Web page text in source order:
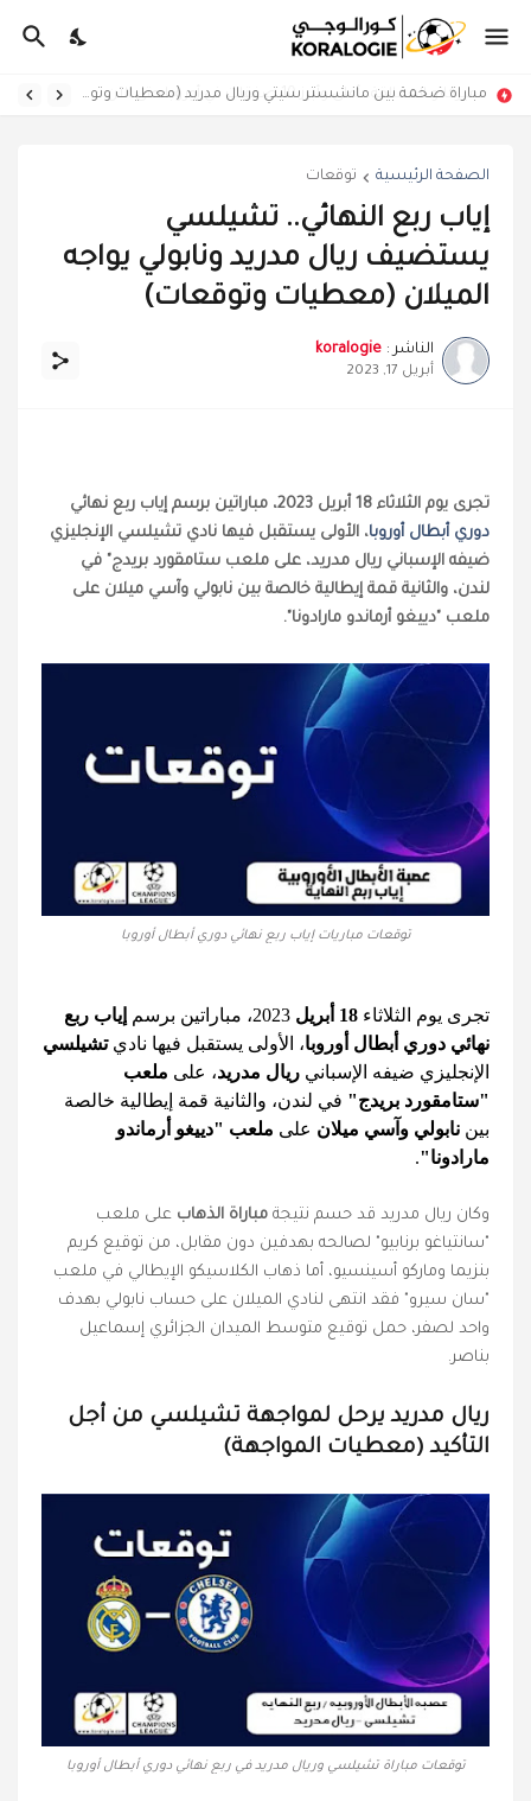
مباراة ضخمة بين مانشستر سيتي وريال مدريد (معطيات وتوقعات)
الصفحة الرئيسية توقعات
إياب ربع النهائي.. تشيلسي
يستضيف ريال مدريد ونابولي يواجه
الميلان (معطيات وتوقعات)
الناشر : koralogie
أبريل 17, 2023
تجرى يوم الثلاثاء 18 أبريل 2023، مباراتين برسم إياب ربع نهائي
دوري أبطال أوروبا، الأولى يستقبل فيها نادي تشيلسي الإنجليزي
ضيفه الإسباني ريال مدريد، على ملعب ستامقورد بريدج" في
لندن، والثانية قمة إيطالية خالصة بين نابولي وآسي ميلان على
ملعب "دييغو أرماندو مارادونا".
توقعات مباريات إياب ربع نهائي دوري أبطال أوروبا
تجرى يوم الثلاثاء 18 أبريل
إياب ربع
نهائي دوري أبطال أوروبا، الأولى يستقبل فيها ناديتشيلسي
الإنجليزي ضيفه الإسباني ريال مدريد، على ملعب
"ستامقورد بريدج" في لندن، والثانية قمة إيطالية خالصة
بين نابولي وآسي ميلان على ملعب "دييغو أرماندو
مارادونا".
وكان ريال مدريد قد حسم نتيجة مباراة الذهاب على ملعب
"سانتياغو برنابيو" لصالحه بهدفين دون مقابل، من توقيع كريم
بنزيما وماركو أسينسيو، أما ذهاب الكلاسيكو الإيطالي في ملعب
"سان سيرو" فقد انتهى لنادي الميلان على حساب نابولي بهدف
واحد لصفر، حمل توقيع متوسط الميدان الجزائري إسماعيل
بناصر.
ريال مدريد يرحل لمواجهة تشيلسي من أجل
التأكيد (معطيات المواجهة)
توقعات مباراة تشيلسي وريال مدريد في ربع نهائي دوري أبطال أوروبا